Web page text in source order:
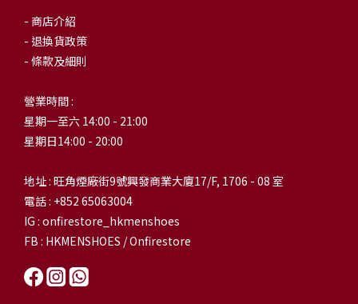
- 商店介紹
- 退換貨政策
- 條款及細則
營業時間 :
星期一至六 14:00 - 21:00
星期日14:00 - 20:00
地址 : 旺角煙廠街9號興發商業大廈17/F, 1706 - 08 室
電話 : +852 65063004
IG : onfirestore_hkmenshoes
FB : HKMENSHOES / Onfirestore